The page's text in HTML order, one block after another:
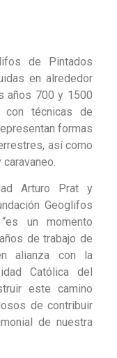
de Pintados
en alrededor
años 700 y 1500
con técnicas de
formas
así como
Arturo Prat y
Geoglifos
un momento
de trabajo de
alianza con la
Católica del
este camino
de contribuir
de nuestra